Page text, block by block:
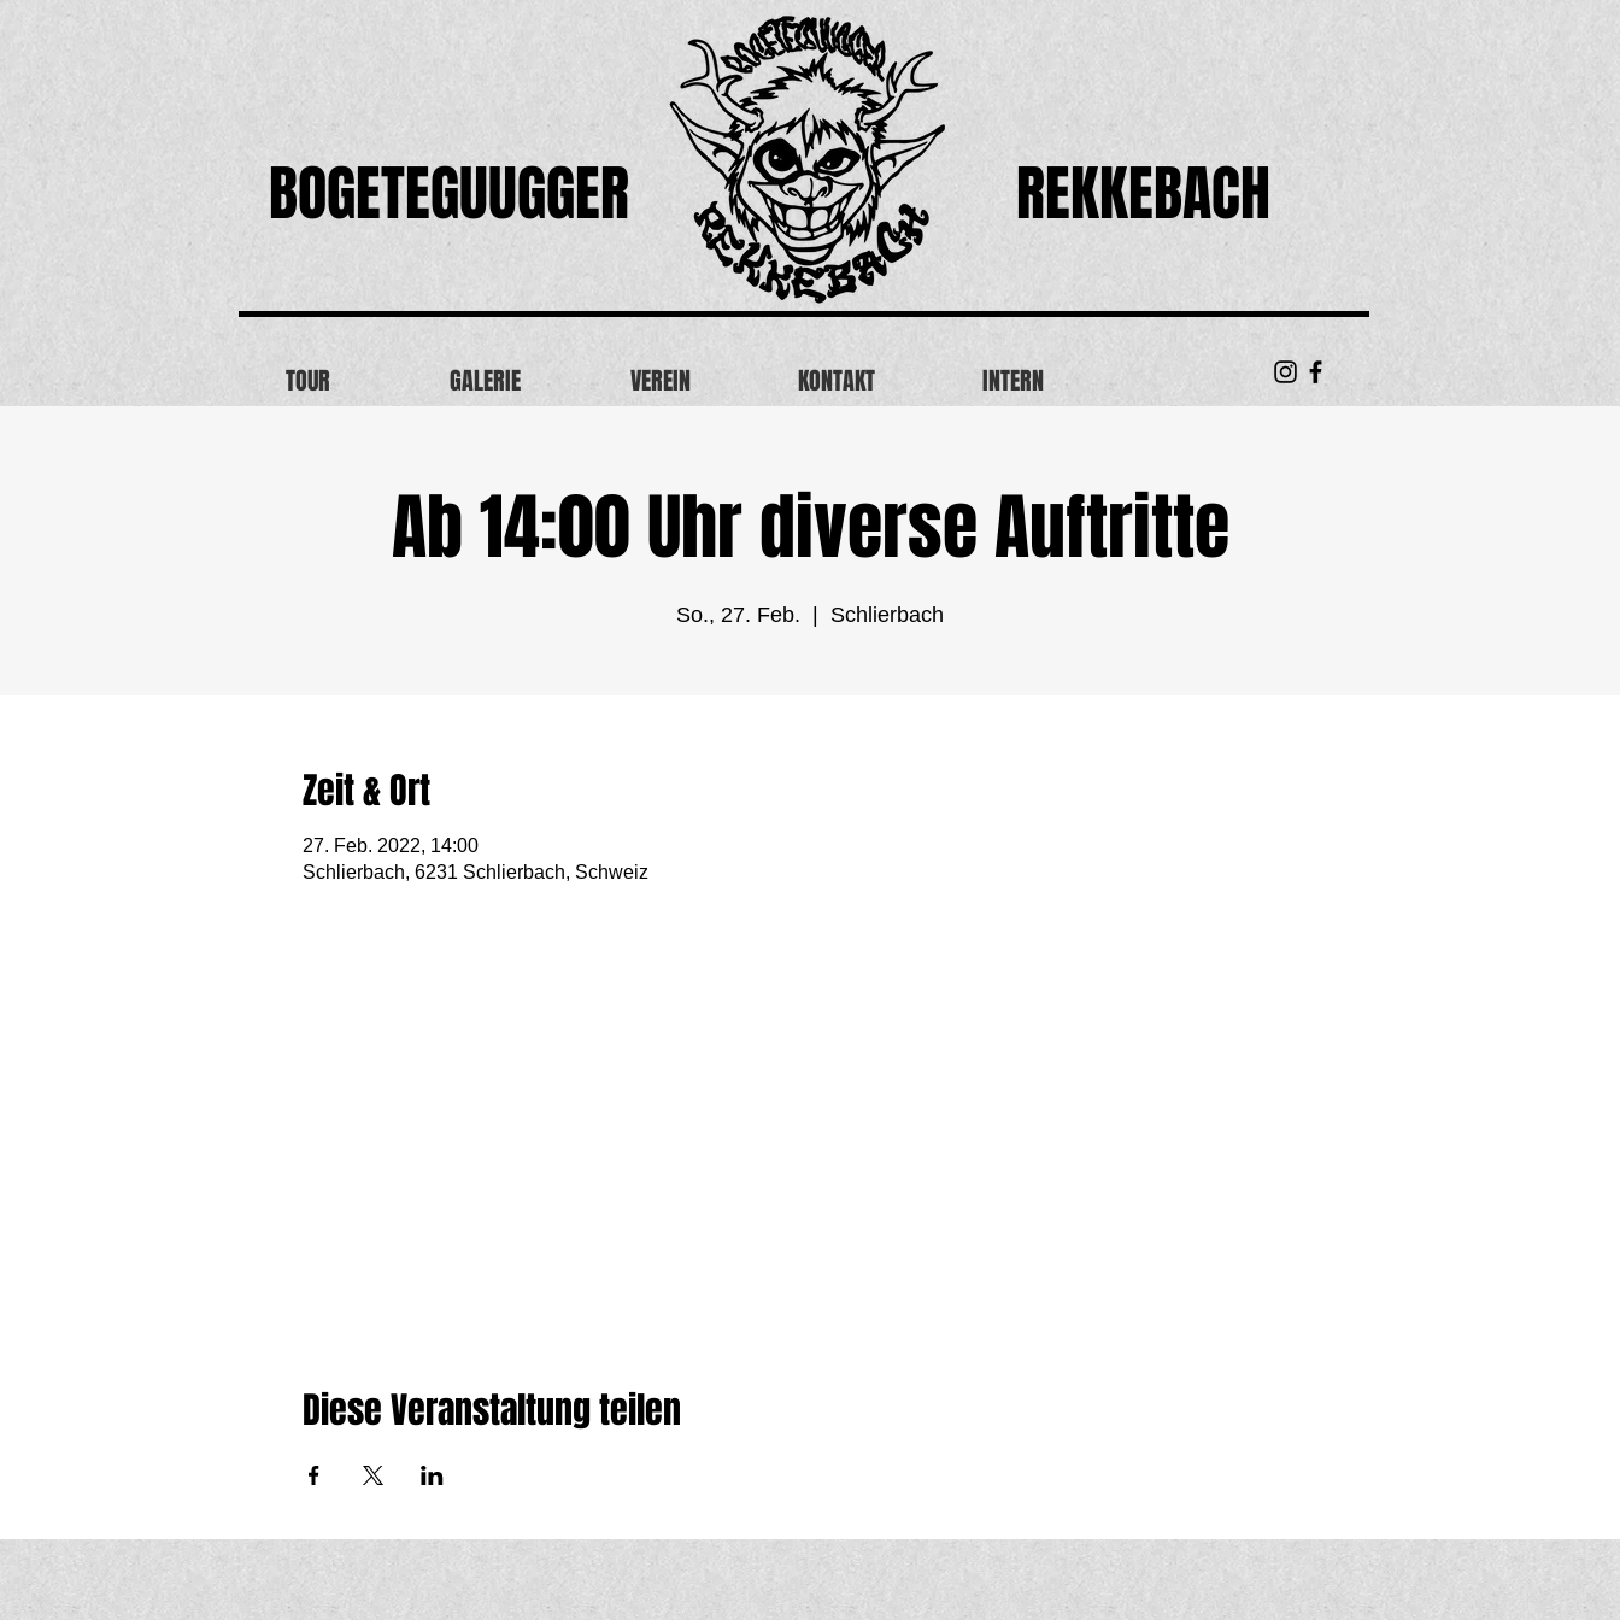
BOGETEGUUGGER REKKEBACH
TOUR GALERIE VEREIN KONTAKT INTERN
Ab 14:00 Uhr diverse Auftritte
So., 27. Feb. Schlierbach
Zeit & Ort
27. Feb. 2022, 14:00
Schlierbach, 6231 Schlierbach, Schweiz
Diese Veranstaltung teilen